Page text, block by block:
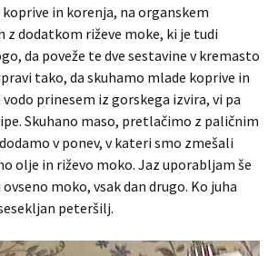
in korenja, na organskem
z dodatkom riževe moke, ki je tudi
da poveže te dve sestavine v kremasto
tako, da skuhamo mlade koprive in
vodo prinesem iz gorskega izvira, vi pa
Skuhano maso, pretlačimo z paličnim
v ponev, v kateri smo zmešali
olje in riževo moko. Jaz uporabljam še
moko, vsak dan drugo. Ko juha
peteršilj.